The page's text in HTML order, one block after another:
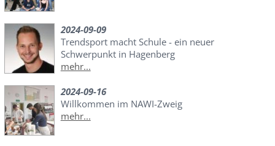
2024-09-09
Trendsport macht Schule - ein neuer
Schwerpunkt in Hagenberg
mehr...
2024-09-16
Willkommen im NAWI-Zweig
mehr...